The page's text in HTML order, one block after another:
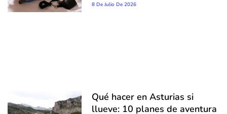
8 De Julio De 2026
Qué hacer en Asturias si
llueve: 10 planes de aventura